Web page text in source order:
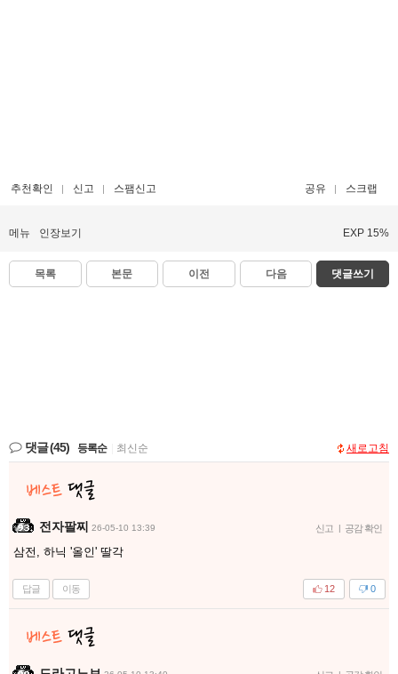
추천확인 신고 스팸신고 공유 스크랩
메뉴 인장보기 EXP 15%
목록 본문 이전 다음 댓글쓰기
댓글(45) 등록순 최신순 새로고침
전자팔찌 26-05-10 13:39 신고 | 공감 확인
삼전, 하닉 '올인' 딸각
답글 이동 0
12